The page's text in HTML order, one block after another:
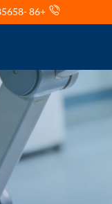
+86 -13590685658